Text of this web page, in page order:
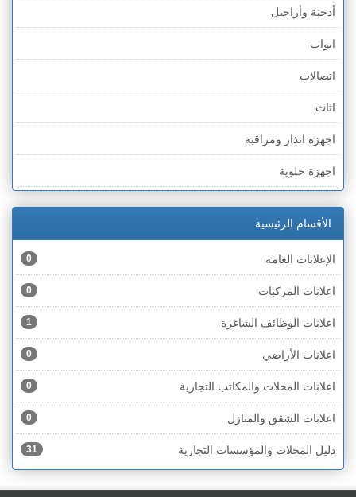
الضفة » الخليل
الضفة » بيت لحم
قطاع غزة
الخط الأخضر » حيفا
الخط الأخضر » رهط
الخط الأخضر » أم الفحم
الخط الأخضر » الناصرة
الخط الأخضر » عكا ونهاريا
الخط الأخضر » الجليل
الخط الأخضر » مرج ابن عامر
الخط الأخضر » البطوف
الخط الأخضر » الجولان
الخط الأخضر » الشارون
الخط الأخضر » القدس
أدخنة وأراجيل
ابواب
اتصالات
اثاث
اجهزة انذار ومراقبة
اجهزة خلوية
اجهزة كهربائية
اجهزة مكتبية
احذية
اختام
اخشاب
ادوات رياضية
ادوات صحية
ادوات كهربائية
ادوات منزلية
الأقسام الرئيسية
الإعلانات العامة 0
اعلانات المركبات 0
اعلانات الوظائف الشاغرة 1
اعلانات الأراضي 0
اعلانات المحلات والمكاتب التجارية 0
اعلانات الشقق والمنازل 0
دليل المحلات والمؤسسات التجارية 31